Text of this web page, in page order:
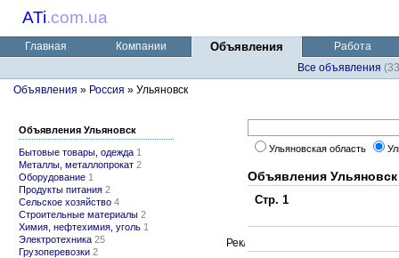
ATi.com.ua
Главная Компании Объявления
Работа
Все объявления
Объявления » Россия » Ульяновск
Объявления Ульяновск
Бытовые товары, одежда 1
Металлы, металлопрокат 2
Оборудование 1
Продукты питания 2
Сельское хозяйство 4
Строительные материалы 2
Химия, нефтехимия, уголь 1
Электротехника 25
Грузоперевозки 2
Ульяновская область
Объявления Ульяновск
Стр. 1